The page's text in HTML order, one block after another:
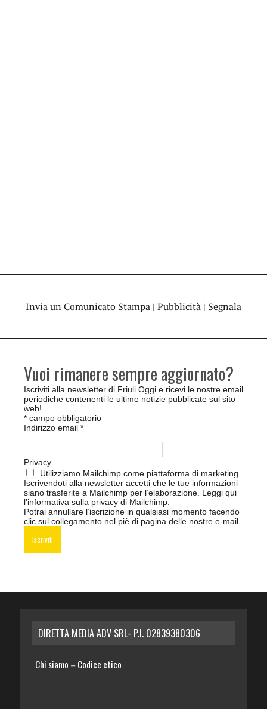
Invia un Comunicato Stampa | Pubblicità | Segnala
Vuoi rimanere sempre aggiornato?
Iscriviti alla newsletter di Friuli Oggi e ricevi le nostre email
periodiche contenenti le ultime notizie pubblicate sul sito
web!
* campo obbligatorio
Indirizzo email *
Privacy
Utilizziamo Mailchimp come piattaforma di marketing.
Iscrivendoti alla newsletter accetti che le tue informazioni
siano trasferite a Mailchimp per l’elaborazione. Leggi qui
l’informativa sulla privacy di Mailchimp
Potrai annullare l’iscrizione in qualsiasi momento facendo
clic sul collegamento nel piè di pagina delle nostre e-mail.
DIRETTA MEDIA ADV SRL- P.I. 02839380306
Chi siamo – Codice etico